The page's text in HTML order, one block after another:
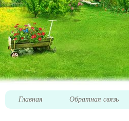
Главная Обратная связь